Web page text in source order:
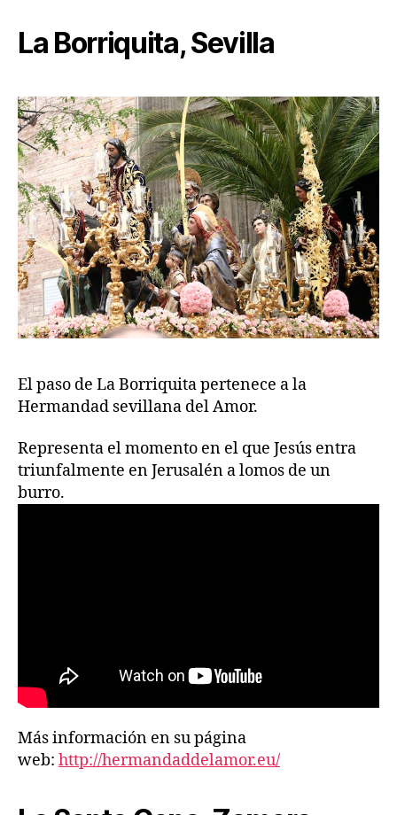
La Borriquita, Sevilla
El paso de La Borriquita pertenece a la
Hermandad sevillana del Amor.
Representa el momento en el que Jesús entra
triunfalmente en Jerusalén a lomos de un
burro.
Más información en su página
web: http://hermandaddelamor.eu/